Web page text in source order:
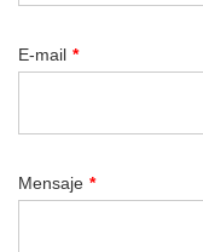
E-mail *
Mensaje *